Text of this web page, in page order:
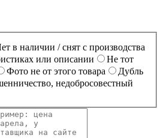
в наличии / снят с производства
или описании
Не тот
Фото не от этого товара
Дубль
недобросовестный